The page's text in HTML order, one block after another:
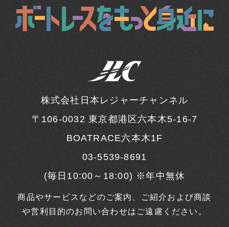
株式会社日本レジャーチャンネル
〒106-0032東京都港区六本木5-16-7
BOATRACE六本木1F
03-5539-8691
(毎日10:00～18:00) ※年中無休
商品やサービスなどのご案内、ご紹介および商談
や営利目的のお問い合わせはご遠慮ください。